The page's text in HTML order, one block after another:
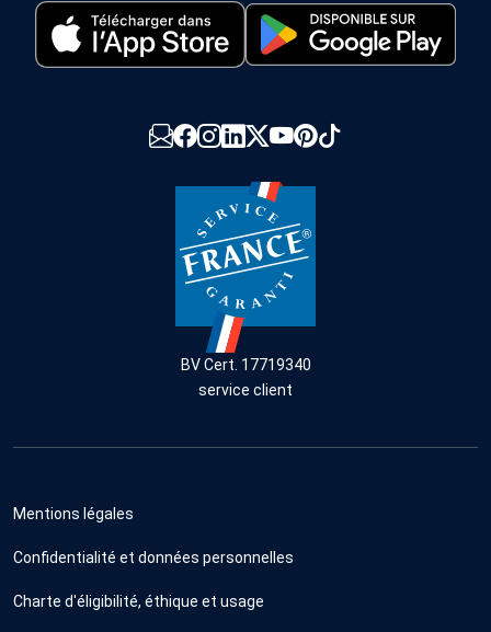
BV Cert. 17719340
service client
Mentions légales
Confidentialité et données personnelles
Charte d'éligibilité, éthique et usage